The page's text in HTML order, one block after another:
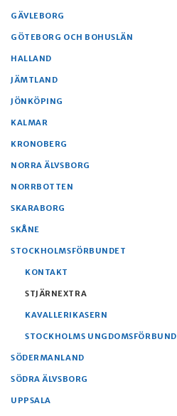
GÄVLEBORG
GÖTEBORG OCH BOHUSLÄN
HALLAND
JÄMTLAND
JÖNKÖPING
KALMAR
KRONOBERG
NORRA ÄLVSBORG
NORRBOTTEN
SKARABORG
SKÅNE
STOCKHOLMSFÖRBUNDET
KONTAKT
STJÄRNEXTRA
KAVALLERIKASERN
STOCKHOLMS UNGDOMSFÖRBUND
SÖDERMANLAND
SÖDRA ÄLVSBORG
UPPSALA